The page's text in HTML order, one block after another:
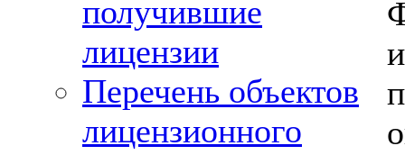
получившие
лицензии
Перечень объектов
лицензионного